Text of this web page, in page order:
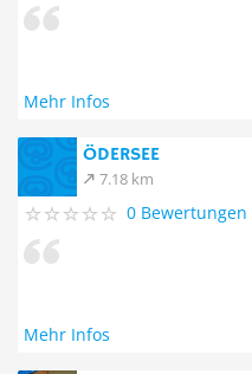
Mehr Infos
ÖDERSEE
7.18 km
0 Bewertungen
Mehr Infos